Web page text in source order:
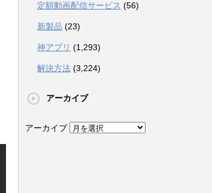
定額動画配信サービス (56)
新製品 (23)
神アプリ (1,293)
解決方法 (3,224)
アーカイブ
アーカイブ